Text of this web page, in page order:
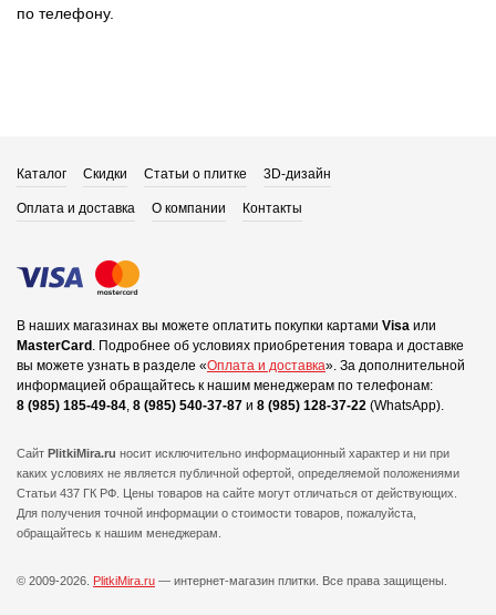
по телефону.
Каталог Скидки Статьи о плитке 3D-дизайн
Оплата и доставка О компании Контакты
В наших магазинах вы можете оплатить покупки картами Visa или
MasterCard . Подробнее об условиях приобретения товара и доставке
вы можете узнать в разделе «Оплата и доставка». За дополнительной
информацией обращайтесь к нашим менеджерам по телефонам:
8 (985) 185-49-84, 8 (985) 540-37-87 и 8 (985) 128-37-22 (WhatsApp).
Сайт PlitkiMira.ru носит исключительно информационный характер и ни при
каких условиях не является публичной офертой, определяемой положениями
Статьи 437 ГК РФ. Цены товаров на сайте могут отличаться от действующих.
Для получения точной информации о стоимости товаров, пожалуйста,
обращайтесь к нашим менеджерам.
© 2009-2026. PlitkiMira.ru — интернет-магазин плитки. Все права защищены.